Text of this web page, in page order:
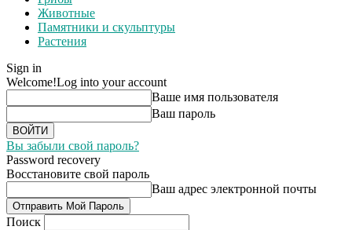
Животные
Памятники и скульптуры
Растения
Sign in
Welcome!Log into your account
Ваше имя пользователя
Ваш пароль
Вы забыли свой пароль?
Password recovery
Восстановите свой пароль
Ваш адрес электронной почты
Поиск